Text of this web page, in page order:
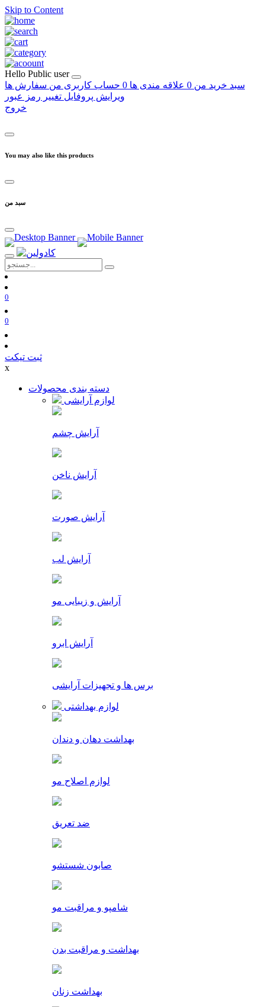
Skip to Content
Hello Public user
سبد خرید من 0 علاقه مندی ها 0 حساب کاربری من سفارش ها
ویرایش پروفایل تغییر رمز عبور
خروج
You may also like this products
سبد من
0
0
ثبت تیکت
x
دسته بندی محصولات
لوازم آرایشی
آرایش چشم
آرایش ناخن
آرایش صورت
آرایش لب
آرایش و زیبایی مو
آرایش ابرو
برس ها و تجهیزات آرایشی
لوازم بهداشتی
بهداشت دهان و دندان
لوازم اصلاح مو
ضد تعریق
صابون شستشو
شامپو و مراقبت مو
بهداشت و مراقبت بدن
بهداشت زنان